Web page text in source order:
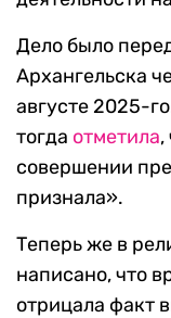
Дело было
Архангельска
августе 2025-
тогда отметила,
совершении
признала».
Теперь же в
написано, что
отрицала факт